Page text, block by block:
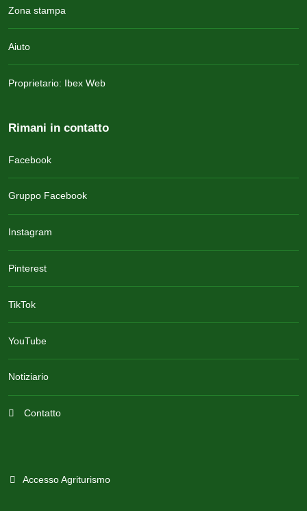
Zona stampa
Aiuto
Proprietario: Ibex Web
Rimani in contatto
Facebook
Gruppo Facebook
Instagram
Pinterest
TikTok
YouTube
Notiziario
Contatto
Accesso Agriturismo